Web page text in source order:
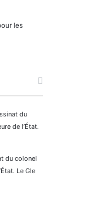
les
du
de l’État.
du colonel
Le Gle